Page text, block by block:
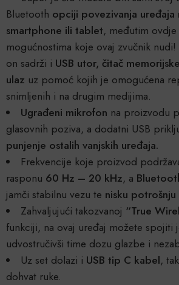
Bluetooth opciji povezivanja uređaja
smartphone ili tablet, međutim ovdje
mogućnostima koje ovaj zvučnik
on sadrži i USB utor, čitač
ulaz uz pomoć kojih je omogućena
snimljenih i na drugim medijima.
Ugrađeni mikrofon na proizvodu
glasovnih poziva, a dodatni USB
punjenje ostalih vanjskih uređaja.
Frekvencije koje proizvod
rasponu 60 Hz – 20 kHz, a
jamči stabilnu vezu te nisku
Zahvaljujući takozvanoj “True
funkciji, na ovaj uređaj možete spojiti
udvostručivši time dozu glazbe i
Uz set dolazi i USB tip C kabel,
dohvat ruke.